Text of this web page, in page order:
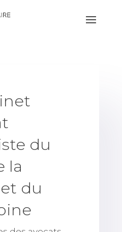
du
la
du